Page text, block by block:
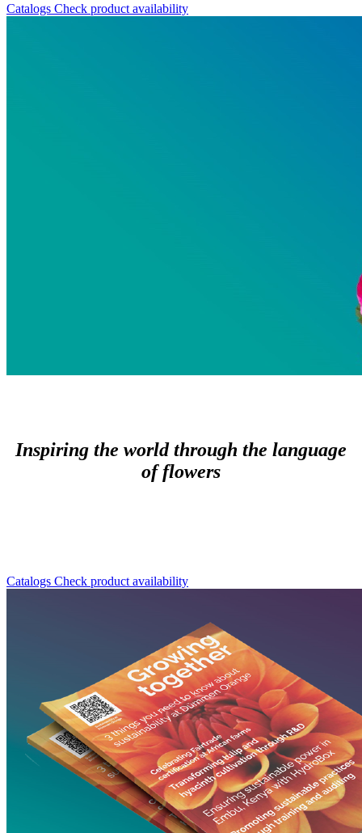
Catalogs Check product availability
Inspiring the world through the language
of flowers
Catalogs Check product availability